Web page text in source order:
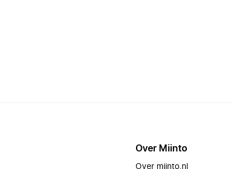
Over Miinto
Over miinto.nl